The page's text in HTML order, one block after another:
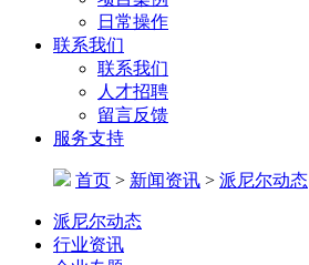
日常操作
联系我们
联系我们
人才招聘
留言反馈
服务支持
首页 > 新闻资讯 > 派尼尔动态
派尼尔动态
行业资讯